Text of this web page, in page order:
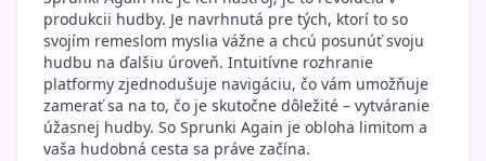
produkcii hudby. Je navrhnutá pre tých, ktorí to so
svojím remeslom myslia vážne a chcú posunúť svoju
hudbu na ďalšiu úroveň. Intuitívne rozhranie
platformy zjednodušuje navigáciu, čo vám umožňuje
zamerať sa na to, čo je skutočne dôležité – vytváranie
úžasnej hudby. So Sprunki Again je obloha limitom a
vaša hudobná cesta sa práve začína.